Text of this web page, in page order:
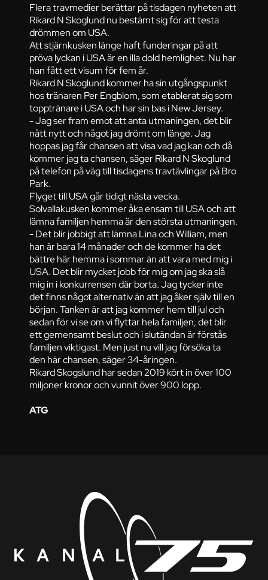
Flera travmedier berättar på tisdagen nyheten att
Rikard N Skoglund nu bestämt sig för att testa
drömmen om USA.
Att stjärnkusken länge haft funderingar på att
pröva lyckan i USA är en illa dold hemlighet. Nu har
han fått ett visum för fem år.
Rikard N Skoglund kommer ha sin utgångspunkt
hos tränaren Per Engblom, som etablerat sig som
topptränare i USA och har sin bas i New Jersey.
- Jag ser fram emot att anta utmaningen, det blir
nått nytt och något jag drömt om länge. Jag
hoppas jag får chansen att visa vad jag kan och då
kommer jag ta chansen, säger Rikard N Skoglund
på telefon på väg till tisdagens travtävlingar på Bro
Park.
Flyget till USA går tidigt nästa vecka.
Solvallakusken kommer åka ensam till USA och att
lämna familjen hemma är den största utmaningen.
- Det blir jobbigt att lämna Lina och William, men
han är bara 14 månader och de kommer ha det
bättre här hemma i sommar än att vara med mig i
USA. Det blir mycket jobb för mig om jag ska slå
mig in i konkurrensen där borta. Jag tycker inte
det finns något alternativ än att jag åker själv till en
början. Tanken är att jag kommer hem till jul och
sedan för vi se om vi flyttar hela familjen, det blir
ett gemensamt beslut och i slutändan är förstås
familjen viktigast. Men just nu vill jag försöka ta
den här chansen, säger 34-åringen.
Rikard Skogslund har sedan 2019 kört in över 100
miljoner kronor och vunnit över 900 lopp.
ATG